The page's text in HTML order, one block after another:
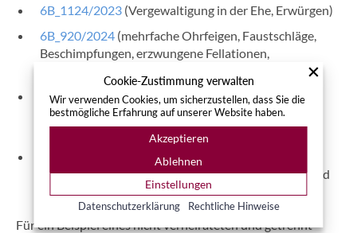
6B_1124/2023 (Vergewaltigung in der Ehe, Erwürgen)
6B_920/2024 (mehrfache Ohrfeigen, Faustschläge,
Beschimpfungen, erzwungene Fellationen,
6B_940/2025(Nötigung, Vergewaltigung, sexuelle
Nötigung, unbefugter Zugang zu einem
Informatiksystem, BDSM-Praktiken)
(Sadomasochistische Beziehungen
[BDSM], insbesondere zur Frage der Einwilligung und
des Vorsatzes).
Für ein Beispiel eines nicht verheirateten und getrennt
Cookie-Zustimmung verwalten
Wir verwenden Cookies, um sicherzustellen, dass Sie die
bestmögliche Erfahrung auf unserer Website haben.
Akzeptieren
Ablehnen
Einstellungen
Datenschutzerklärung Rechtliche Hinweise